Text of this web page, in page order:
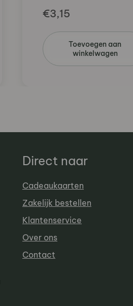
€3,15
Toevoegen aan
winkelwagen
Direct naar
Cadeaukaarten
Zakelijk bestellen
Klantenservice
Over ons
Contact